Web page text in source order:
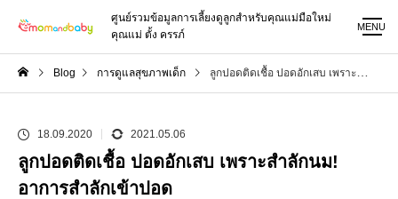
ศูนย์รวมข้อมูลการเลี้ยงดูลูกสำหรับคุณแม่มือใหม่
คุณแม่ ตั้ง ครรภ์
MENU
Blog การดูแลสุขภาพเด็ก ลูกปอดติดเชื้อ ปอดอักเสบ เพราะสำลักนม! อาการสำลักเข้าปอด
18.09.2020 2021.05.06
ลูกปอดติดเชื้อ ปอดอักเสบ เพราะสำลักนม!
อาการสำลักเข้าปอด